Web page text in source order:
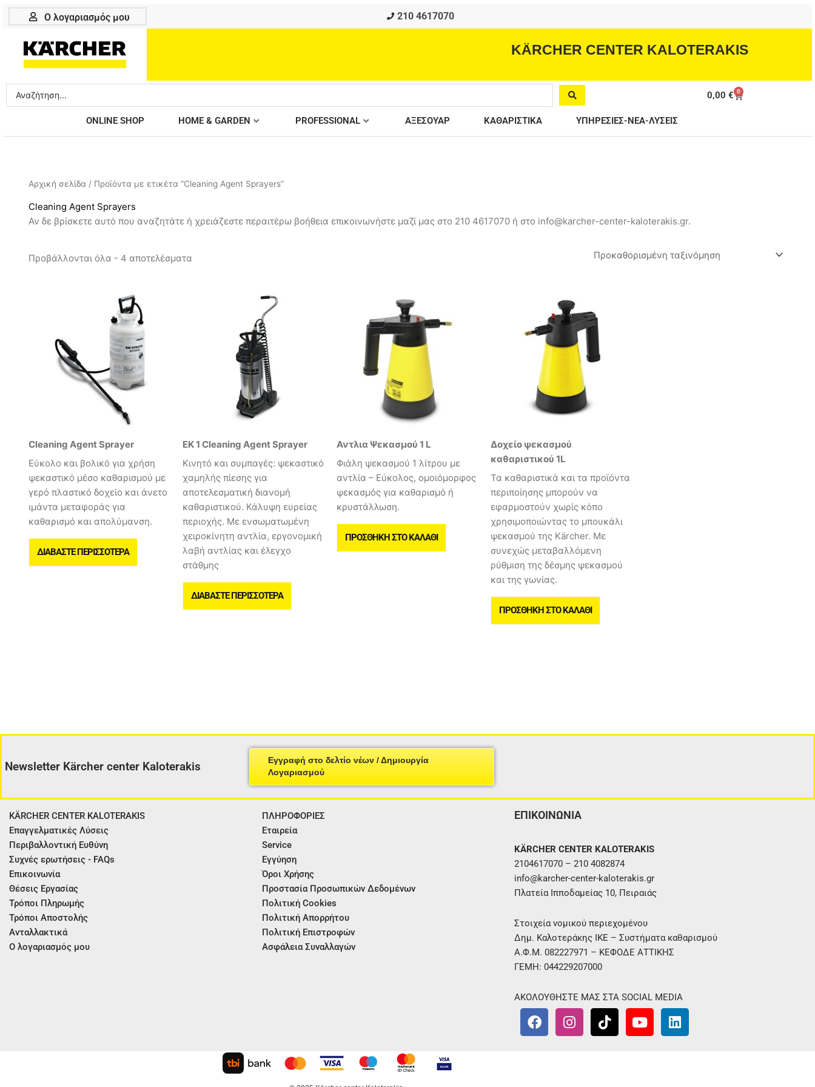
Μετάβαση
Ο λογαριασμός μου 210 4617070
KÄRCHER CENTER KALOTERAKIS
Search
...
0,00€ 0
Cart
ONLINE SHOP HOME & GARDEN PROFESSIONAL ΑΞΕΣΟΥΑΡ ΚΑΘΑΡΙΣΤΙΚΑ ΥΠΗΡΕΣΙΕΣ-ΝΕΑ-ΛΥΣΕΙΣ
Αρχική σελίδα / Προϊόντα με ετικέτα “Cleaning Agent Sprayers”
Cleaning Agent Sprayers
Αν δε βρίσκετε αυτό που αναζητάτε ή χρειάζεστε περαιτέρω βοήθεια επικοινωνήστε μαζί μας στο 210 4617070 ή στο info@karcher-center-kaloterakis.gr.
Προβάλλονται όλα - 4 αποτελέσματα
Cleaning Agent Sprayer
Εύκολο και βολικό για χρήση
ψεκαστικό μέσο καθαρισμού με
γερό πλαστικό δοχείο και άνετο
ιμάντα μεταφοράς για
καθαρισμό και απολύμανση.
ΔΙΑΒΆΣΤΕ ΠΕΡΙΣΣΌΤΕΡΑ
EK 1 Cleaning Agent Sprayer
Κινητό και συμπαγές: ψεκαστικό
χαμηλής πίεσης για
αποτελεσματική διανομή
καθαριστικού. Κάλυψη ευρείας
περιοχής. Με ενσωματωμένη
χειροκίνητη αντλία, εργονομική
λαβή αντλίας και έλεγχο
στάθμης
ΔΙΑΒΆΣΤΕ ΠΕΡΙΣΣΌΤΕΡΑ
Αντλια Ψεκασμού 1 L
Φιάλη ψεκασμού 1 λίτρου με
αντλία – Εύκολος, ομοιόμορφος
ψεκασμός για καθαρισμό ή
κρυστάλλωση.
ΠΡΟΣΘΉΚΗ ΣΤΟ ΚΑΛΆΘΙ
Δοχείο ψεκασμού
καθαριστικού 1L
Τα καθαριστικά και τα προϊόντα
περιποίησης μπορούν να
εφαρμοστούν χωρίς κόπο
χρησιμοποιώντας το μπουκάλι
ψεκασμού της Kärcher. Με
συνεχώς μεταβαλλόμενη
ρύθμιση της δέσμης ψεκασμού
και της γωνίας.
ΠΡΟΣΘΉΚΗ ΣΤΟ ΚΑΛΆΘΙ
Newsletter Kärcher center Kaloterakis
Εγγραφή στο δελτίο νέων / Δημιουργία
Λογαριασμού
KÄRCHER CENTER KALOTERAKIS
Επαγγελματικές Λύσεις
Περιβαλλοντική Ευθύνη
Συχνές ερωτήσεις - FAQs
Επικοινωνία
Θέσεις Εργασίας
Τρόποι Πληρωμής
Τρόποι Αποστολής
Ανταλλακτικά
Ο λογαριασμός μου
ΠΛΗΡΟΦΟΡΙΕΣ
Εταιρεία
Service
Εγγύηση
Όροι Χρήσης
Προστασία Προσωπικών Δεδομένων
Πολιτική Cookies
Πολιτική Απορρήτου
Πολιτική Επιστροφών
Ασφάλεια Συναλλαγών
ΕΠΙΚΟΙΝΩΝΙΑ
KÄRCHER CENTER KALOTERAKIS
2104617070 – 210 4082874
info@karcher-center-kaloterakis.gr
Πλατεία Ιπποδαμείας 10, Πειραιάς
Στοιχεία νομικού περιεχομένου
Δημ. Καλοτεράκης ΙΚΕ – Συστήματα καθαρισμού
Α.Φ.Μ. 082227971 – ΚΕΦΟΔΕ ΑΤΤΙΚΗΣ
ΓΕΜΗ: 044229207000
ΑΚΟΛΟΥΘΗΣΤΕ ΜΑΣ ΣΤΑ SOCIAL MEDIA
F
a
I
n
T
i
Y
o
L
i